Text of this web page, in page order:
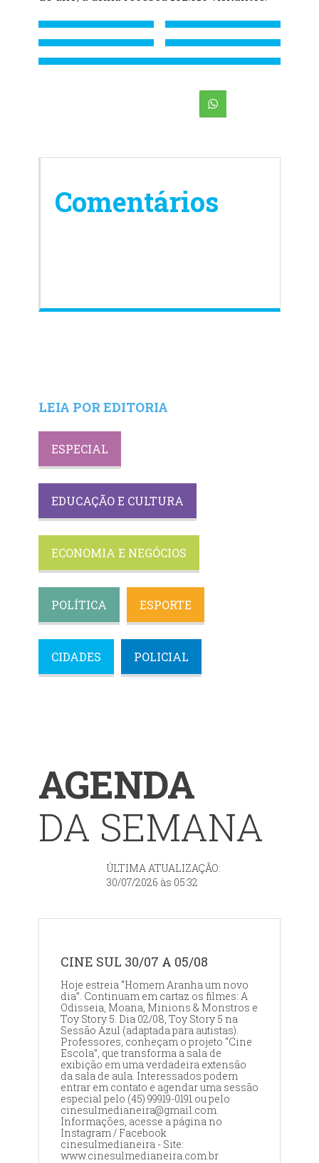
Comentários
LEIA POR EDITORIA
CIDADES POLICIAL
POLÍTICA ESPORTE
ECONOMIA E NEGÓCIOS
EDUCAÇÃO E CULTURA
ESPECIAL
AGENDA
DA SEMANA
ÚLTIMA ATUALIZAÇÃO:
30/07/2026 às 05:32
CINE SUL 30/07 A 05/08
Hoje estreia “Homem Aranha um novo
dia”. Continuam em cartaz os filmes: A
Odisseia, Moana, Minions & Monstros e
Toy Story 5. Dia 02/08, Toy Story 5 na
Sessão Azul (adaptada para autistas).
Professores, conheçam o projeto “Cine
Escola”, que transforma a sala de
exibição em uma verdadeira extensão
da sala de aula. Interessados podem
entrar em contato e agendar uma sessão
especial pelo (45) 99919-0191 ou pelo
cinesulmedianeira@gmail.com.
Informações, acesse a página no
Instagram / Facebook
cinesulmedianeira - Site:
www.cinesulmedianeira.com.br